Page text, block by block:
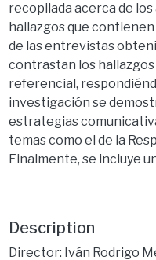
recopilada acerca de
hallazgos que
de las entrevistas
contrastan los
referencial,
investigación se
estrategias
temas como el de la
Finalmente, se incluye
Description
Director: Iván Rodrigo